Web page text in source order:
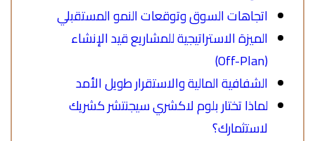
اتجاهات السوق وتوقعات النمو المستقبلي
الميزة الاستراتيجية للمشاريع قيد الإنشاء
(Off-Plan)
الشفافية المالية والاستقرار طويل الأمد
لماذا تختار بلوم لاكشري سيجنتشر كشريك
لاستثمارك؟